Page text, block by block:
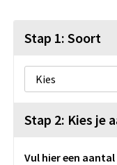
Stap 1: Soort
Stap 2: Kies je
Vul hier een aantal